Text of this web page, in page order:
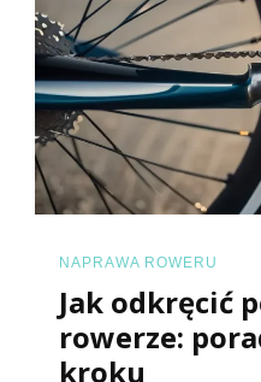
NAPRAWA ROWERU
Jak odkręcić
rowerze:
kroku